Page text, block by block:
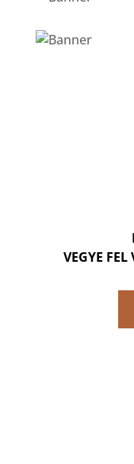
VEGYE